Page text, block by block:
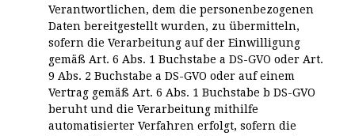
Verantwortlichen, dem die personenbezogenen
Daten bereitgestellt wurden, zu übermitteln,
sofern die Verarbeitung auf der Einwilligung
gemäß Art. 6 Abs. 1 Buchstabe a DS-GVO oder Art.
9 Abs. 2 Buchstabe a DS-GVO oder auf einem
Vertrag gemäß Art. 6 Abs. 1 Buchstabe b DS-GVO
beruht und die Verarbeitung mithilfe
automatisierter Verfahren erfolgt, sofern die